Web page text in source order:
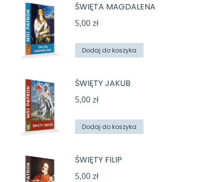
ŚWIĘTA MAGDALENA
5,00 zł
Dodaj do koszyka
ŚWIĘTY JAKUB
5,00 zł
Dodaj do koszyka
ŚWIĘTY FILIP
5,00 zł